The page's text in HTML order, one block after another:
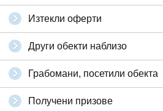
Изтекли оферти
Други обекти наблизо
Грабомани, посетили обекта
Получени призове